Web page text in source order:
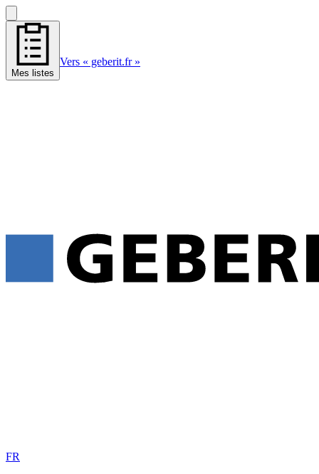
Mes listes
Vers « geberit.fr »
FR